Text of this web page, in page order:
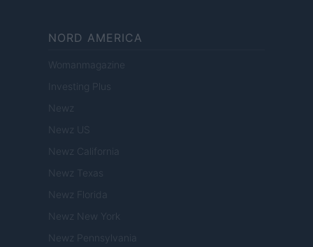
NORD AMERICA
Womanmagazine
Investing Plus
Newz
Newz US
Newz California
Newz Texas
Newz Florida
Newz New York
Newz Pennsylvania